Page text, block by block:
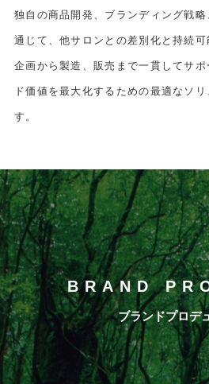
独自の商品開発、ブランディング戦
通じて、他サロンとの差別化と持続可
企画から製造、販売まで一貫してサ
ド価値を最大化するための最適なソ
す。
BRAND
ブランドプロデ